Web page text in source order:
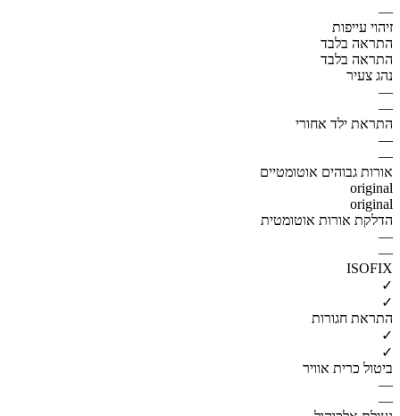
—
זיהוי עייפות
התראה בלבד
התראה בלבד
נהג צעיר
—
—
התראת ילד אחורי
—
—
אורות גבוהים אוטומטיים
original
original
הדלקת אורות אוטומטית
—
—
ISOFIX
✓
✓
התראת חגורות
✓
✓
ביטול כרית אוויר
—
—